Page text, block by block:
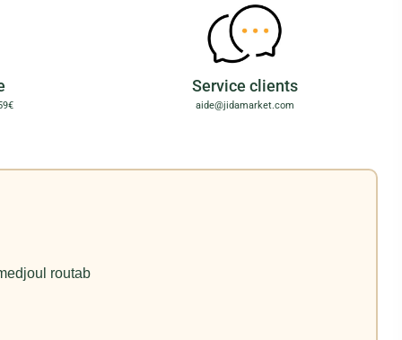
Service clients
aide@jidamarket.com
routab